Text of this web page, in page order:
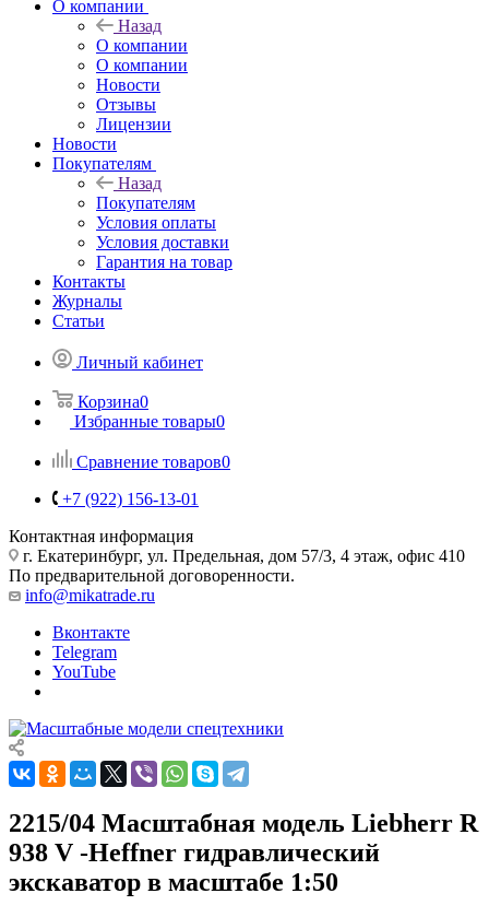
О компании
Назад
О компании
О компании
Новости
Отзывы
Лицензии
Новости
Покупателям
Назад
Покупателям
Условия оплаты
Условия доставки
Гарантия на товар
Контакты
Журналы
Статьи
Личный кабинет
Корзина0
Избранные товары0
Сравнение товаров0
+7 (922) 156-13-01
Контактная информация
г. Екатеринбург, ул. Предельная, дом 57/3, 4 этаж, офис 410
По предварительной договоренности.
info@mikatrade.ru
Вконтакте
Telegram
YouTube
2215/04 Масштабная модель Liebherr R
938 V -Heffner гидравлический
экскаватор в масштабе 1:50